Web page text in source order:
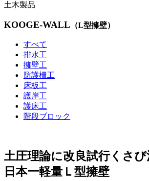
土木製品
KOOGE-WALL （L型擁壁）
すべて
排水工
擁壁工
防護柵工
床板工
護岸工
護床工
階段ブロック
土圧理論に改良試行くさび
日本一軽量Ｌ型擁壁